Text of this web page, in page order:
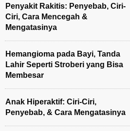
Penyakit Rakitis: Penyebab, Ciri-
Ciri, Cara Mencegah &
Mengatasinya
Hemangioma pada Bayi, Tanda
Lahir Seperti Stroberi yang Bisa
Membesar
Anak Hiperaktif: Ciri-Ciri,
Penyebab, & Cara Mengatasinya